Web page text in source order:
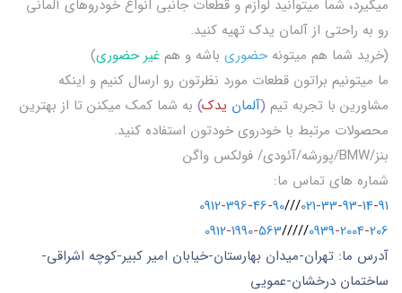
میگیرد، شما میتوانید لوازم و قطعات جانبی انواع خودروهای آلمانی
رو به راحتی از آلمان یدک تهیه کنید.
(خرید شما هم میتونه حضوری باشه و هم غیر حضوری)
ما میتونیم براتون قطعات مورد نظرتون رو ارسال کنیم و اینکه
مشاورین با تجربه تیم (آلمان یدک) به شما کمک میکنن تا از بهترین
محصولات مرتبط با خودروی خودتون استفاده کنید.
بنز/BMW/پورشه/آئودی/ فولکس واگن
شماره های تماس ما:
021-33-93-14-91
///
0912-396-46-90
0939-2004-206
/////
0912-1990-563
آدرس ما: تهران-میدان بهارستان-خیابان امیر کبیر-کوچه اشراقی-
ساختمان درخشان-عمویی